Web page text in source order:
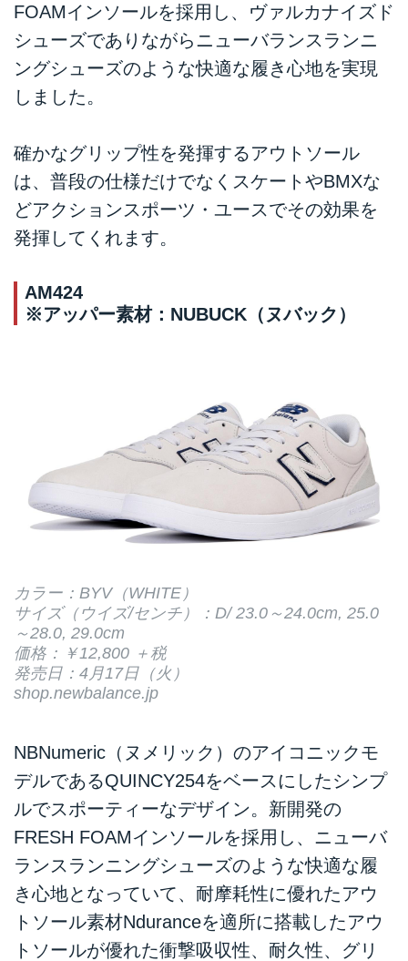
FOAMインソールを採用し、ヴァルカナイズド
シューズでありながらニューバランスランニ
ングシューズのような快適な履き心地を実現
しました。
確かなグリップ性を発揮するアウトソール
は、普段の仕様だけでなくスケートやBMXな
どアクションスポーツ・ユースでその効果を
発揮してくれます。
AM424
※アッパー素材：NUBUCK（ヌバック）
カラー：BYV（WHITE）
サイズ（ウイズ/センチ）：D/ 23.0～24.0cm, 25.0
～28.0, 29.0cm
価格：￥12,800 ＋税
発売日：4月17日（火）
shop.newbalance.jp
NBNumeric（ヌメリック）のアイコニックモ
デルであるQUINCY254をベースにしたシンプ
ルでスポーティーなデザイン。新開発の
FRESH FOAMインソールを採用し、ニューバ
ランスランニングシューズのような快適な履
き心地となっていて、耐摩耗性に優れたアウ
トソール素材Nduranceを適所に搭載したアウ
トソールが優れた衝撃吸収性、耐久性、グリ